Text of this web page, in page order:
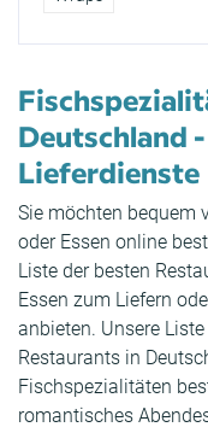
Deutschland
Lieferdienste
Sie möchten bequem
oder Essen online
Liste der besten
Essen zum Liefern
anbieten. Unsere
Restaurants in
Fischspezialitäten
romantisches